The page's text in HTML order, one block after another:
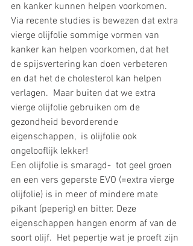
en kanker kunnen helpen voorkomen.
Via recente studies is bewezen dat extra
vierge olijfolie sommige vormen van
kanker kan helpen voorkomen, dat het
de spijsvertering kan doen verbeteren
en dat het de cholesterol kan helpen
verlagen.  Maar buiten dat we extra
vierge olijfolie gebruiken om de
gezondheid bevorderende
eigenschappen,  is olijfolie ook
ongelooflijk lekker!
Een olijfolie is smaragd-  tot geel groen
en een vers geperste EVO (=extra vierge
olijfolie) is in meer of mindere mate
pikant (peperig) en bitter. Deze
eigenschappen hangen enorm af van de
soort olijf.  Het pepertje wat je proeft zijn